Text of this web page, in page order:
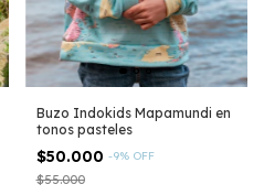
Buzo Indokids Mapamundi en
tonos pasteles
$50.000 -9% OFF
$55.000